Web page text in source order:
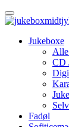
Jukeboxe
CD
Fadøl